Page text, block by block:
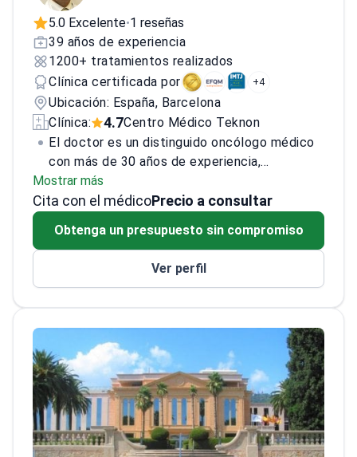
5.0 Excelente•1 reseñas
39 años de experiencia
1200+ tratamientos realizados
Clínica certificada por
+4
Ubicación: España, Barcelona
Clínica:
4.7Centro Médico Teknon
El doctor es un distinguido oncólogo médico
con más de 30 años de experiencia,
especializado en el tratamiento no quirúrgico
de cánceres genitourinarios, incluidos los de
tumores de origen desconocido.
Tumores Genitourinarios, del Sistema
Universitario Vall d'Hebron en Barcelona y
está afiliado al Centro Médico Teknon.
<\/p>Con un doctorado en Medicina y Cirugía,
el doctor ha liderado numerosos ensayos
clínicos multicéntricos nacionales y ha
escrito más de 120 artículos revisados por
pares. El doctor es reconocido como uno de
Mostrar más
Cita con el médicoPrecio a consultar
Obtenga un presupuesto sin compromiso
Ver perfil